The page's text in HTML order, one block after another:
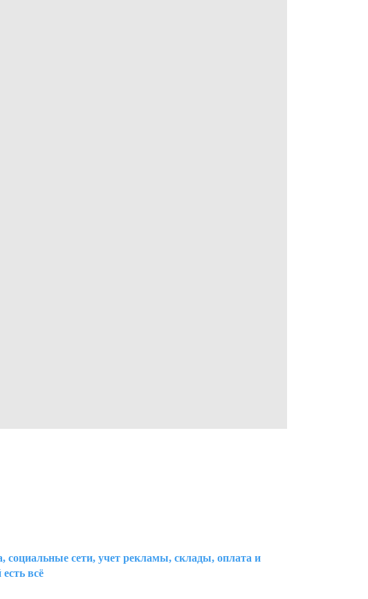
социальные сети, учет рекламы, склады, оплата и
всё